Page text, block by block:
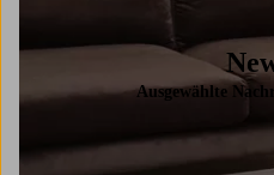
Ausgewählte